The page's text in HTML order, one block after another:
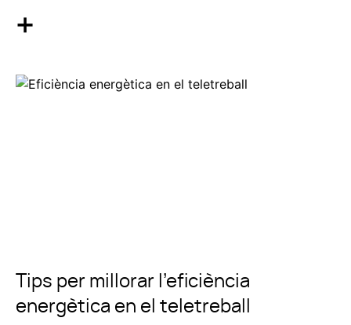
+
Tips per millorar l’eficiència
energètica en el teletreball